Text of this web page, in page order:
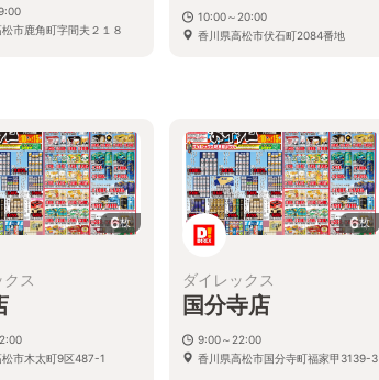
市鹿角町字間夫２１８
10:00～20:00
香川県高松市伏石町2084番地
6枚
クス
松市木太町9区487-1
6枚
ダイレックス
国分寺店
9:00～22:00
香川県高松市国分寺町福家甲3139-3